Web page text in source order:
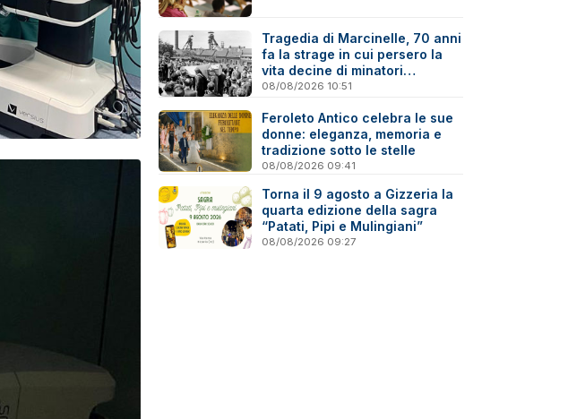
Tragedia di Marcinelle, 70 anni
fa la strage in cui persero la
vita decine di minatori
calabresi
08/08/2026 10:51
Feroleto Antico celebra le sue
donne: eleganza, memoria e
tradizione sotto le stelle
08/08/2026 09:41
Torna il 9 agosto a Gizzeria la
quarta edizione della sagra
“Patati, Pipi e Mulingiani”
08/08/2026 09:27